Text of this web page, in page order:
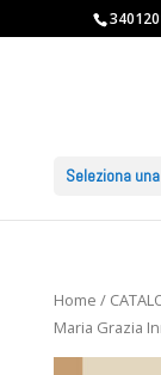
Seleziona
Home /
Maria Grazia